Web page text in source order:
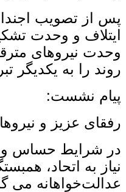
پس از تصویب
ایتلاف و وحدت
وحدت نیروهای
روند را به یکدیگر
پیام نشست:
رفقای عزیز و
در شرایط حساس و
نیاز به اتحاد،
عدالت‌خواهانه می